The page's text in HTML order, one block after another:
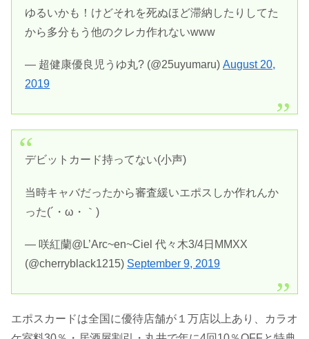
ゆるいかも！けどそれを死ぬほど滞納したりしてた
から多分もう他のクレカ作れないwww
— 超健康優良児うゆ丸? (@25uyumaru)August 20,
2019
デビットカード持ってない(小声)
当時キャバだったから審査緩いエポスしか作れんか
った(´・ω・｀)
— 咲紅蘭@L’Arc~en~Ciel 代々木3/4日MMXX
(@cherryblack1215) September 9, 2019
エポスカードは全国に優待店舗が１万店以上あり、カラオ